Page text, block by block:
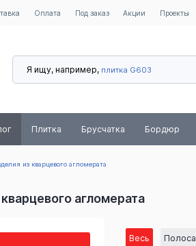
Оплата Под заказ Акции Проекты
Я ищу, например, плитка G603
Плитка Брусчатка Бордюр
из кварцевого агломерата
агломерата
Весь Полоса